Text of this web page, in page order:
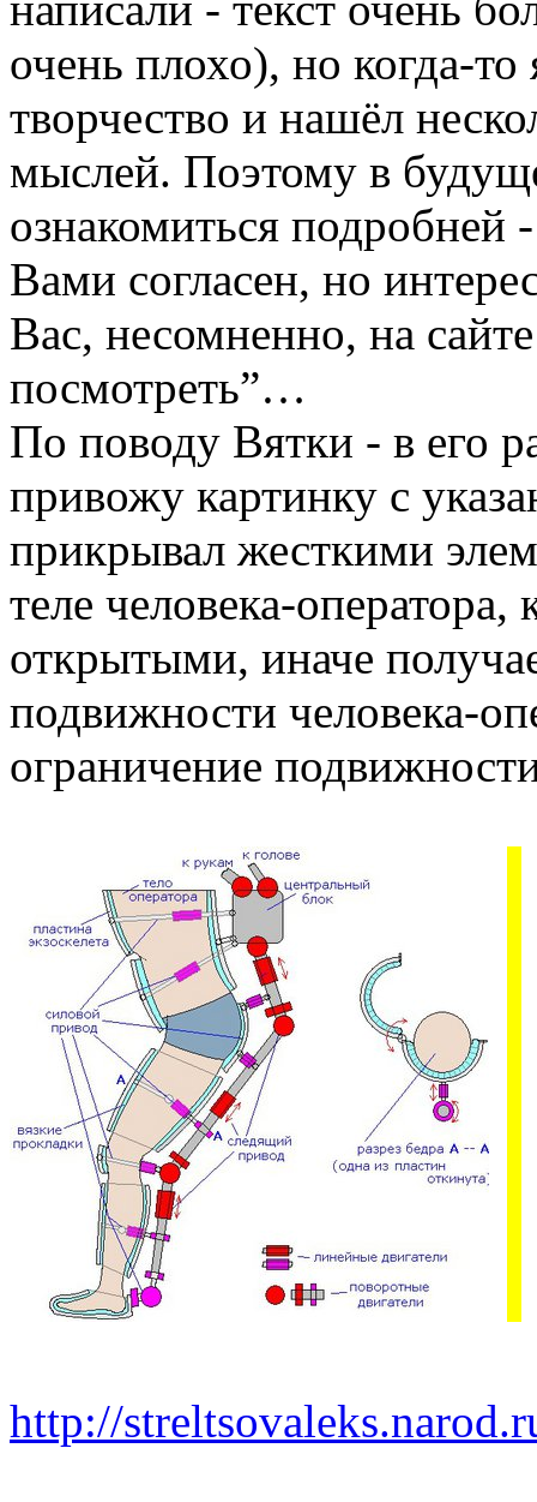
очень плохо), но когда-
творчество и нашёл
мыслей. Поэтому в
ознакомиться подробней
Вами согласен, но
Вас, несомненно, на
посмотреть”…
По поводу Вятки - в его
привожу картинку с
прикрывал жесткими
теле человека-
открытыми, иначе
подвижности человека-
ограничение
http://